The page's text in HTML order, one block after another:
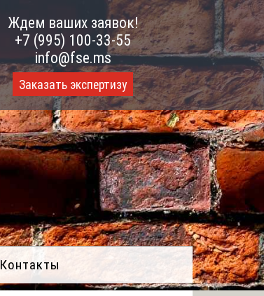
Ждем ваших заявок!
+7 (995) 100-33-55
info@fse.ms
Заказать экспертизу
Контакты